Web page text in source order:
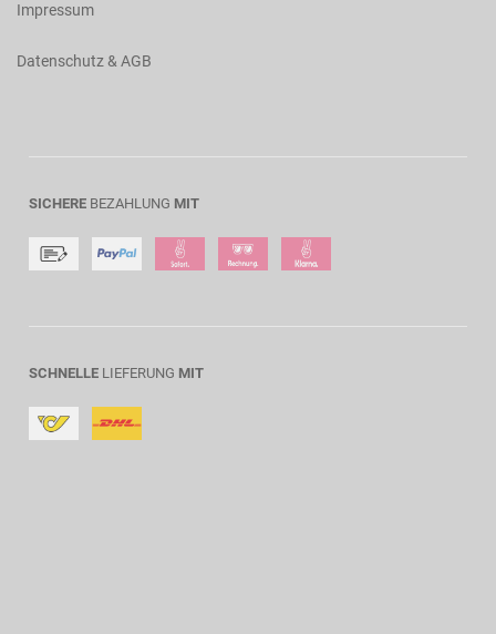
Impressum
Datenschutz & AGB
SICHERE BEZAHLUNG MIT
SCHNELLE LIEFERUNG MIT